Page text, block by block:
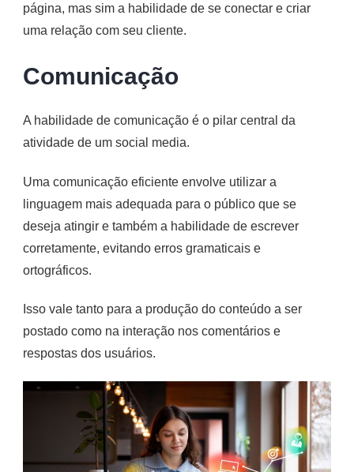
página, mas sim a habilidade de se conectar e criar
uma relação com seu cliente.
Comunicação
A habilidade de comunicação é o pilar central da
atividade de um social media.
Uma comunicação eficiente envolve utilizar a
linguagem mais adequada para o público que se
deseja atingir e também a habilidade de escrever
corretamente, evitando erros gramaticais e
ortográficos.
Isso vale tanto para a produção do conteúdo a ser
postado como na interação nos comentários e
respostas dos usuários.